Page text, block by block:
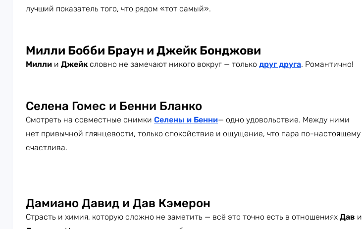
лучший показатель того, что рядом «тот самый».
Милли Бобби Браун и Джейк Бонджови
Милли и Джейк словно не замечают никого вокруг — только друг друга. Романтично!
Селена Гомес и Бенни Бланко
Смотреть на совместные снимки Селены и Бенни— одно удовольствие. Между ними
нет привычной глянцевости, только спокойствие и ощущение, что пара по-настоящему
счастлива.
Дамиано Давид и Дав Кэмерон
Страсть и химия, которую сложно не заметить — всё это точно есть в отношениях Дав и